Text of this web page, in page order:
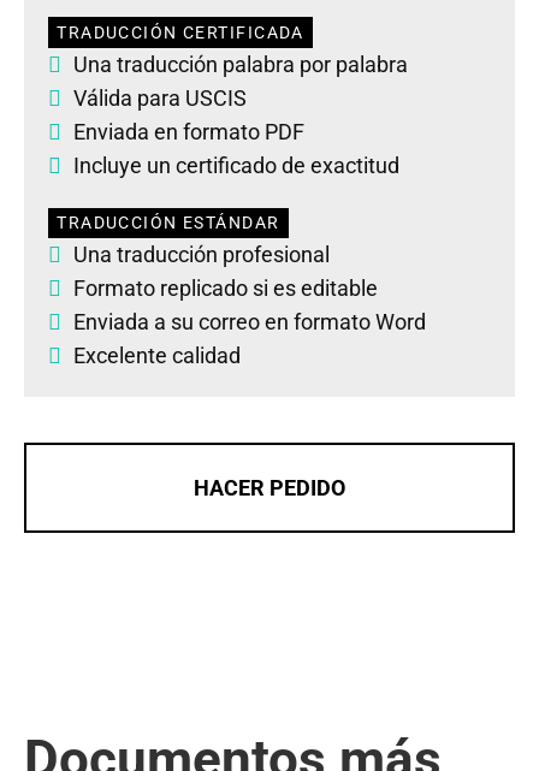
TRADUCCIÓN CERTIFICADA
Una traducción palabra por palabra
Válida para USCIS
Enviada en formato PDF
Incluye un certificado de exactitud
TRADUCCIÓN ESTÁNDAR
Una traducción profesional
Formato replicado si es editable
Enviada a su correo en formato Word
Excelente calidad
HACER PEDIDO